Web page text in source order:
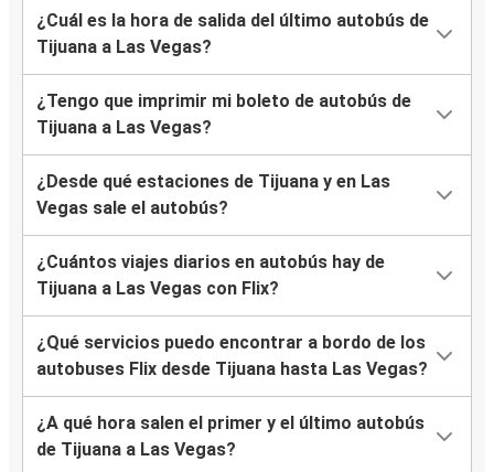
¿Cuál es la hora de salida del último autobús de
Tijuana a Las Vegas?
¿Tengo que imprimir mi boleto de autobús de
Tijuana a Las Vegas?
¿Desde qué estaciones de Tijuana y en Las
Vegas sale el autobús?
¿Cuántos viajes diarios en autobús hay de
Tijuana a Las Vegas con Flix?
¿Qué servicios puedo encontrar a bordo de los
autobuses Flix desde Tijuana hasta Las Vegas?
¿A qué hora salen el primer y el último autobús
de Tijuana a Las Vegas?